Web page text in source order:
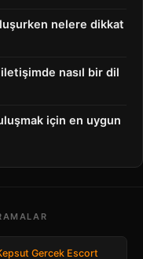
nelere dikkat
nasıl bir dil
için en uygun
Gercek Escort